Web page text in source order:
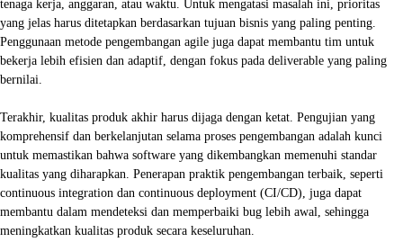
tenaga kerja, anggaran, atau waktu. Untuk mengatasi masalah ini, prioritas
yang jelas harus ditetapkan berdasarkan tujuan bisnis yang paling penting.
Penggunaan metode pengembangan agile juga dapat membantu tim untuk
bekerja lebih efisien dan adaptif, dengan fokus pada deliverable yang paling
bernilai.
Terakhir, kualitas produk akhir harus dijaga dengan ketat. Pengujian yang
komprehensif dan berkelanjutan selama proses pengembangan adalah kunci
untuk memastikan bahwa software yang dikembangkan memenuhi standar
kualitas yang diharapkan. Penerapan praktik pengembangan terbaik, seperti
continuous integration dan continuous deployment (CI/CD), juga dapat
membantu dalam mendeteksi dan memperbaiki bug lebih awal, sehingga
meningkatkan kualitas produk secara keseluruhan.